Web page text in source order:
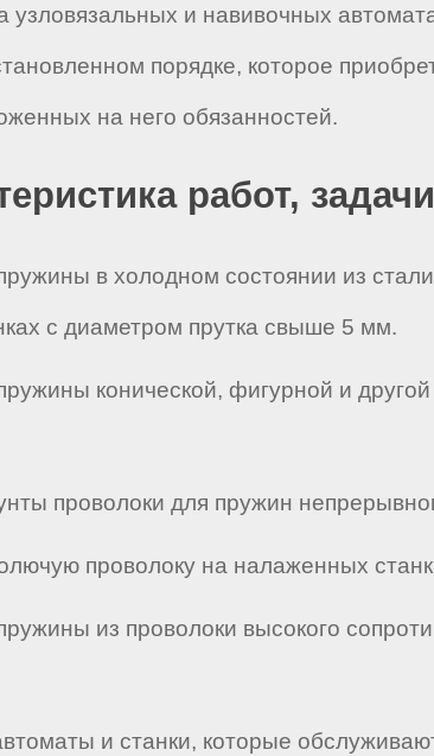
узловязальных и навивочных
порядке, которое
на него обязанностей.
работ,
в холодном состоянии из
с диаметром прутка свыше 5 мм.
конической, фигурной и
проволоки для пружин
проволоку на налаженных
из проволоки высокого
и станки, которые